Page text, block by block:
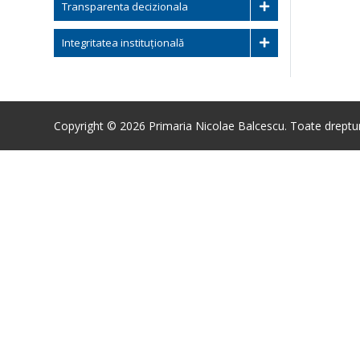
Transparenta decizionala
Integritatea instituțională
Copyright © 2026 Primaria Nicolae Balcescu. Toate